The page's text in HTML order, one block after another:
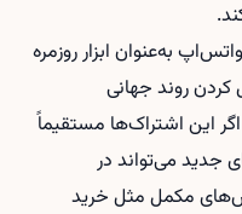
به‌عنوان ابزار روزمره
کردن روند جهانی
این اشتراک‌ها مستقیماً
جدید می‌تواند در
مکمل مثل خرید